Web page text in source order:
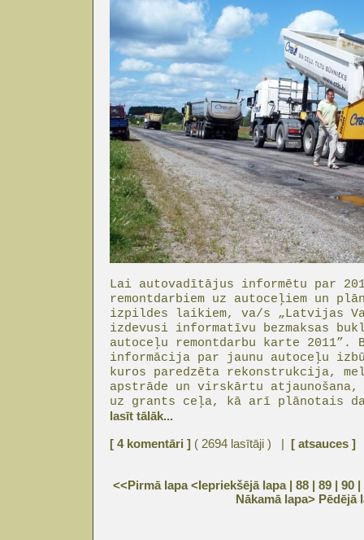
Lai autovadītājus informētu par
remontdarbiem uz autoceļiem un
izpildes laikiem, va/s „Latvijas
izdevusi informatīvu bezmaksas
autoceļu remontdarbu karte
informācija par jaunu autoceļu
kuros paredzēta rekonstrukcija,
apstrāde un virskārtu
uz grants ceļa, kā arī plānotais
lasīt tālāk...
[ 4 komentāri ] ( 2694 lasītāji ) | [ atsauces ]
<<Pirmā lapa<Iepriekšējā lapa | 88 | 89 | 90 |
Nākamā lapa> Pēdējā